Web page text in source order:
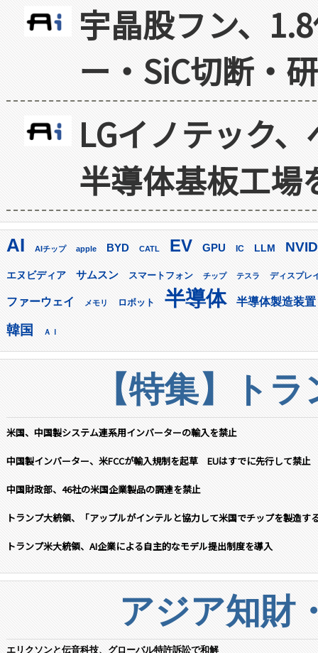
宇晶股フン、
ー・SiC切断・
LGイノテック
半導体基板工場
AI AIチップ apple BYD CATL EV GPU IC LLM
エヌビディア サムスン スマートフォン チップ テスラ ディスプレ
ファーウェイ メモリ ロボット 半導体 半導体製造装置
韓国 ＡＩ
【特集】ト
米国、中国製システム連系用インバーターの輸入を禁止
中国製インバーター、米FCCが輸入規制を起草 EUはすでに先行して禁止
中国財政部、46社の米国企業製品の調達を禁止
トランプ大統領、「アップルがインテルと協力して米国でチップを製造す
トランプ米大統領、AI企業による自主的なモデル提出制度を導入
アジア知財
エリクソンと伝音科技、グローバル特許訴訟で和解